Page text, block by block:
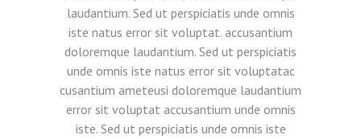
laudantium. Sed ut perspiciatis unde omnis
iste natus error sit voluptat. accusantium
doloremque laudantium. Sed ut perspiciatis
unde omnis iste natus error sit voluptatac
cusantium ameteusi doloremque laudantium
error sit voluptat accusantium unde omnis
iste. Sed ut perspiciatis unde omnis iste